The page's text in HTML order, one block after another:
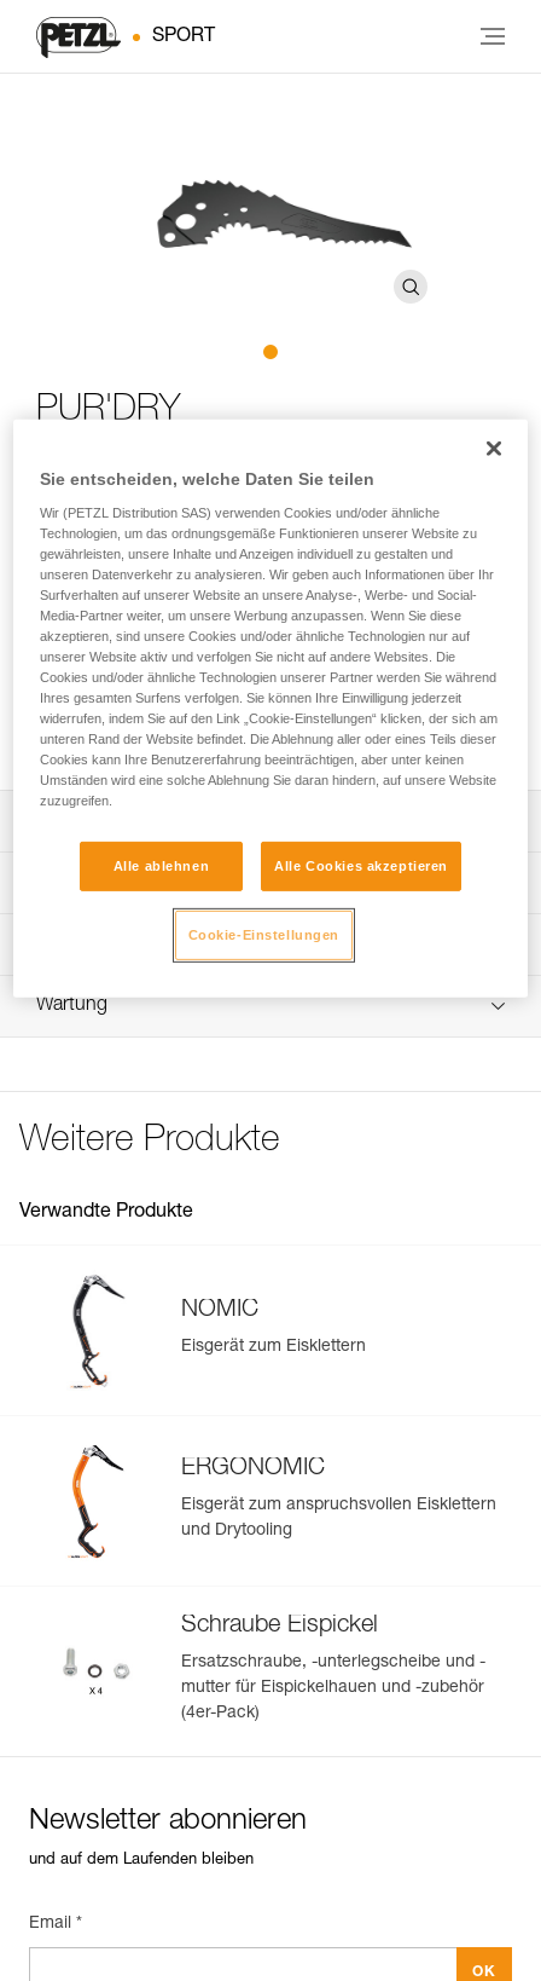
SPORT
PUR'DRY
Speziell zum Drytooling konzipierte Haue für die
Die für die Eisgeräte NOMIC und ERGONOMIC konzipierte
PUR'DRY-Haue ist ausschließlich zum Drytooling bestimmt.
Die Stärke der Haue (4 mm über die gesamte Länge)
gewährleistet eine hohe Torsionsfestigkeit. Das Design der
Zähne im unteren Bereich sorgt für effizienten Halt auf
kleinen Kanten und stabilen Halt des Eisgeräts beim
Handwechsel. Die Zähne an der Oberseite sind für
umgekehrte Positionen und zum Blockieren der Haue in
Rissen vorgesehen.
Speziell zum Drytooling konzipiert:
- Stärke von 4 mm über die gesamte Länge zur
- konzipiert für effizienten Halt an kleinen Kanten und
- Zähne an der Oberseite für umgekehrte Positionen und
zum Blockieren der Haue.
Zertifizierung(en): CE, UIAA
Kompatibel mit den Eisgeräten NOMIC und ERGONOMIC
Gewicht : 140 g
Technische Informationen
Das PDF herunterladen technical-notice-ice-axes-
accessories-1
Häufige Fragen
See all technical content
Wartung
Weitere Produkte
Verwandte Produkte
NOMIC
Eisgerät zum Eisklettern
ERGONOMIC
Eisgerät zum anspruchsvollen Eisklettern
und Drytooling
Schraube Eispickel
Ersatzschraube, -unterlegscheibe und -
mutter für Eispickelhauen und -zubehör
(4er-Pack)
Newsletter abonnieren
und auf dem Laufenden bleiben
Email *
Sie entscheiden, welche Daten Sie teilen
Wir (PETZL Distribution SAS) verwenden Cookies und/oder ähnliche
Technologien, um das ordnungsgemäße Funktionieren unserer Website zu
gewährleisten, unsere Inhalte und Anzeigen individuell zu gestalten und
unseren Datenverkehr zu analysieren. Wir geben auch Informationen über Ihr
Surfverhalten auf unserer Website an unsere Analyse-, Werbe- und Social-
Media-Partner weiter, um unsere Werbung anzupassen. Wenn Sie diese
akzeptieren, sind unsere Cookies und/oder ähnliche Technologien nur auf
unserer Website aktiv und verfolgen Sie nicht auf andere Websites. Die
Cookies und/oder ähnliche Technologien unserer Partner werden Sie während
Ihres gesamten Surfens verfolgen. Sie können Ihre Einwilligung jederzeit
widerrufen, indem Sie auf den Link „Cookie-Einstellungen“ klicken, der sich am
unteren Rand der Website befindet. Die Ablehnung aller oder eines Teils dieser
Cookies kann Ihre Benutzererfahrung beeinträchtigen, aber unter keinen
Umständen wird eine solche Ablehnung Sie daran hindern, auf unsere Website
zuzugreifen.
Alle ablehnen Alle Cookies akzeptieren
Cookie-Einstellungen